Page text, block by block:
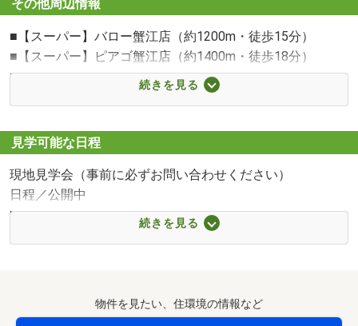
※詳細につきましては担当者にお問い合わせください。
その他周辺情報
■【スーパー】バロー蟹江店（約1200m・徒歩15分）
■【スーパー】ピアゴ蟹江店（約1400m・徒歩18分）
■【コンビニ】ファミリーマート蟹江源氏四丁目店（約
分）
■【ホームセンター】ホームセンターコーナン蟹江店（約
2300m・徒歩29分）
■【中学校】蟹江町立蟹江北中学校（約900m・徒歩12分）
■【小学校】蟹江町立須西小学校（約1200m・徒歩15分）
■【幼稚園・保育園】蟹江西保育所（約1400m・徒歩18
■【郵便局】永和郵便局（約1600m・徒歩20分）
続きを見る
見学可能な日程
現地見学会（事前に必ずお問い合わせください）
日程／公開中
時間／9:00～19:00
▼お電話でのご予約、ご質問・ご要望はこちらまで▼
事前にご予約頂いたお時間にスタッフが開錠します
続きを見る
物件を見たい、住環境の情報など